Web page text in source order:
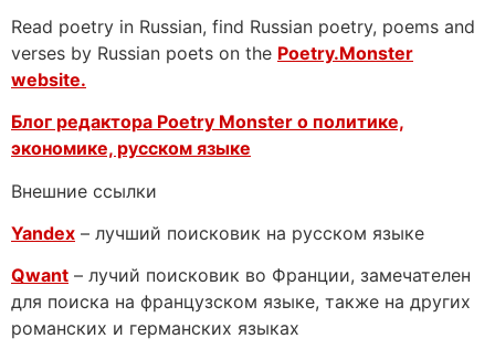
Read poetry in Russian, find Russian poetry, poems and
verses by Russian poets on the Poetry.Monster
website.
Блог редактора Poetry Monster о политике,
экономике, русском языке
Внешние ссылки
Yandex – лучший поисковик на русском языке
Qwant – лучий поисковик во Франции, замечателен
для поиска на французском языке, также на других
романских и германских языках